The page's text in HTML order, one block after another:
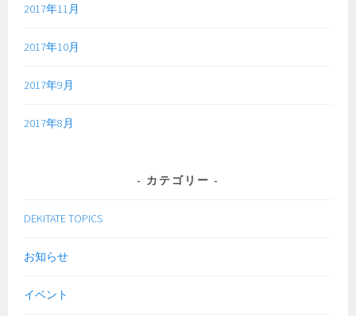
2017年11月
2017年10月
2017年9月
2017年8月
カテゴリー
DEKITATE TOPICS
お知らせ
イベント